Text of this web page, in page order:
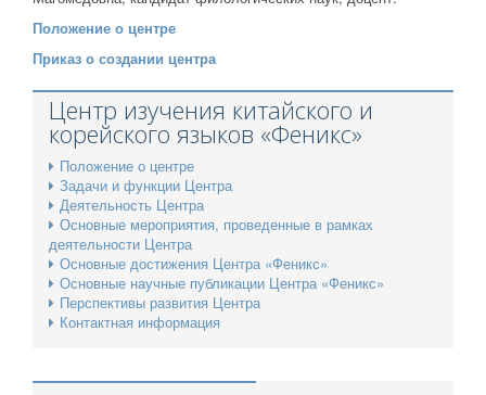
Положение о центре
Приказ о создании центра
Центр изучения китайского и
корейского языков «Феникс»
Положение о центре
Задачи и функции Центра
Деятельность Центра
Основные мероприятия, проведенные в рамках
деятельности Центра
Основные достижения Центра «Феникс»
Основные научные публикации Центра «Феникс»
Перспективы развития Центра
Контактная информация